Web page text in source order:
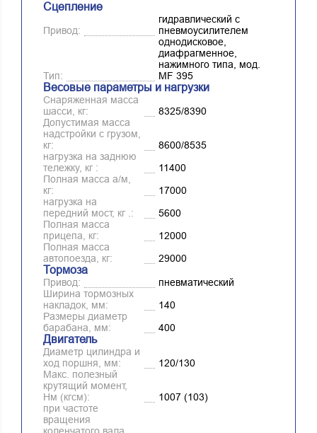
Сцепление
Привод:
гидравлический с
пневмоусилителем
Тип:
однодисковое,
диафрагменное,
нажимного типа, мод.
MF 395
Весовые параметры и нагрузки
Снаряженная масса
шасси, кг:
8325/8390
Допустимая масса
надстройки с грузом,
кг:
8600/8535
нагрузка на заднюю
тележку, кг :
11400
Полная масса а/м,
кг:
17000
нагрузка на
передний мост, кг .:
5600
Полная масса
прицепа, кг:
12000
Полная масса
автопоезда, кг:
29000
Тормоза
Привод:
пневматический
Ширина тормозных
накладок, мм:
140
Размеры диаметр
барабана, мм:
400
Двигатель
Диаметр цилиндра и
ход поршня, мм:
120/130
Макс. полезный
крутящий момент,
Нм (кгсм):
1007 (103)
при частоте
вращения